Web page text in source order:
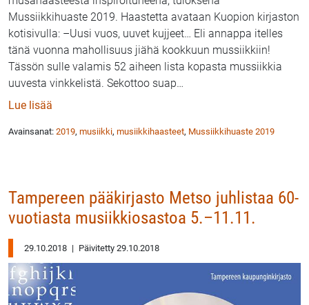
Mussiikkihuaste 2019. Haastetta avataan Kuopion kirjaston
kotisivulla: –Uusi vuos, uuvet kujjeet… Eli annappa itelles
tänä vuonna mahollisuus jiähä kookkuun mussiikkiin!
Tässön sulle valamis 52 aiheen lista kopasta mussiikkia
uuvesta vinkkelistä. Sekottoo suap…
Lue lisää
Avainsanat: 2019, musiikki, musiikkihaasteet, Mussiikkihuaste 2019
Tampereen pääkirjasto Metso juhlistaa 60-
vuotiasta musiikkiosastoa 5.–11.11.
29.10.2018 | Päivitetty 29.10.2018